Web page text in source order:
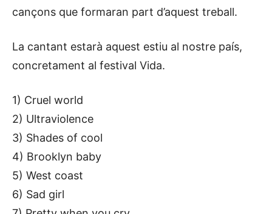
cançons que formaran part d’aquest treball.
La cantant estarà aquest estiu al nostre país,
concretament al festival Vida.
1) Cruel world
2) Ultraviolence
3) Shades of cool
4) Brooklyn baby
5) West coast
6) Sad girl